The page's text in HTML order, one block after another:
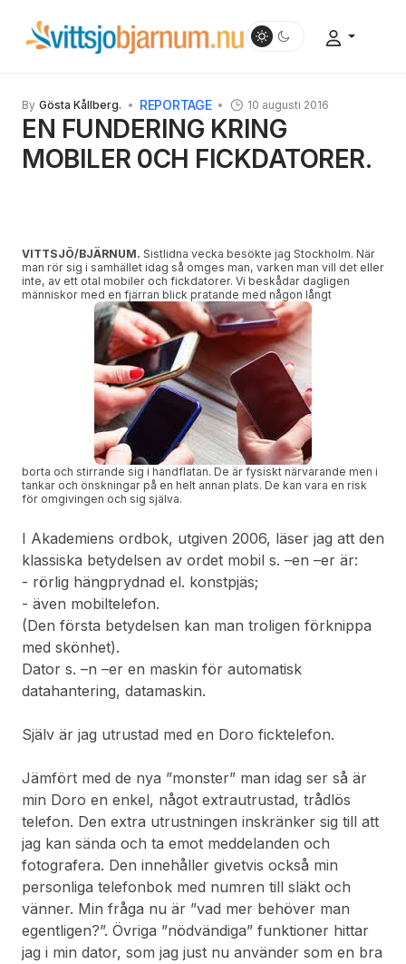
By Gösta Kållberg. REPORTAGE 10 augusti 2016
EN FUNDERING KRING
MOBILER 0CH FICKDATORER.
VITTSJÖ/BJÄRNUM. Sistlidna vecka besökte jag Stockholm. När
man rör sig i samhället idag så omges man, varken man vill det eller
inte, av ett otal mobiler och fickdatorer. Vi beskådar dagligen
människor med en fjärran blick pratande med någon långt
borta och stirrande sig i handflatan. De är fysiskt närvarande men i
tankar och önskningar på en helt annan plats. De kan vara en risk
för omgivingen och sig själva.
I Akademiens ordbok, utgiven 2006, läser jag att den
klassiska betydelsen av ordet mobil s. –en –er är:
- rörlig hängprydnad el. konstpjäs;
- även mobiltelefon.
(Den första betydelsen kan man troligen förknippa
med skönhet).
Dator s. –n –er en maskin för automatisk
datahantering, datamaskin.
Själv är jag utrustad med en Doro ficktelefon.
Jämfört med de nya ”monster” man idag ser så är
min Doro en enkel, något extrautrustad, trådlös
telefon. Den extra utrustningen inskränker sig till att
jag kan sända och ta emot meddelanden och
fotografera. Den innehåller givetvis också min
personliga telefonbok med numren till släkt och
vänner. Min fråga nu är ”vad mer behöver man
egentligen?”. Övriga ”nödvändiga” funktioner hittar
jag i min dator, som jag just nu använder som en bra